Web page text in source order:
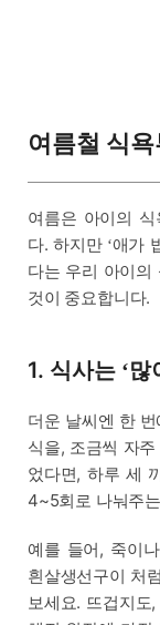
여름철 식
여름은 아이의
다. 하지만 ‘애가
다는 우리 아이의
것이 중요합니다.
1. 식사는 ‘많
더운 날씨엔 한
식을, 조금씩 자
었다면, 하루 세
4~5회로 나눠주
예를 들어, 죽이
흰살생선구이 처
보세요. 뜨겁지도